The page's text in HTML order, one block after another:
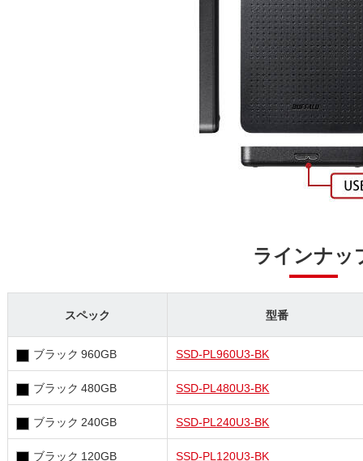
ラインナッ
スペック 型番
ブラック 960GB SSD-PL960U3-BK
ブラック 480GB SSD-PL480U3-BK
ブラック 240GB SSD-PL240U3-BK
ブラック 120GB SSD-PL120U3-BK